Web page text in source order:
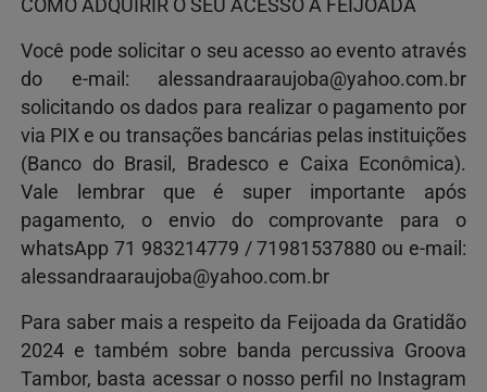
COMO ADQUIRIR O SEU ACESSO À FEIJOADA
Você pode solicitar o seu acesso ao evento através
do e-mail: alessandraaraujoba@yahoo.com.br
solicitando os dados para realizar o pagamento por
via PIX e ou transações bancárias pelas instituições
(Banco do Brasil, Bradesco e Caixa Econômica).
Vale lembrar que é super importante após
pagamento, o envio do comprovante para o
whatsApp 71 983214779 / 71981537880 ou e-mail:
alessandraaraujoba@yahoo.com.br
Para saber mais a respeito da Feijoada da Gratidão
2024 e também sobre banda percussiva Groova
Tambor, basta acessar o nosso perfil no Instagram